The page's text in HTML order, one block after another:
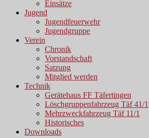
Einsätze
Jugend
Jugendfeuerwehr
Jugendgruppe
Verein
Chronik
Vorstandschaft
Satzung
Mitglied werden
Technik
Gerätehaus FF Täfertingen
Löschgruppenfahrzeug Täf 41/1
Mehrzweckfahrzeug Täf 11/1
Historisches
Downloads